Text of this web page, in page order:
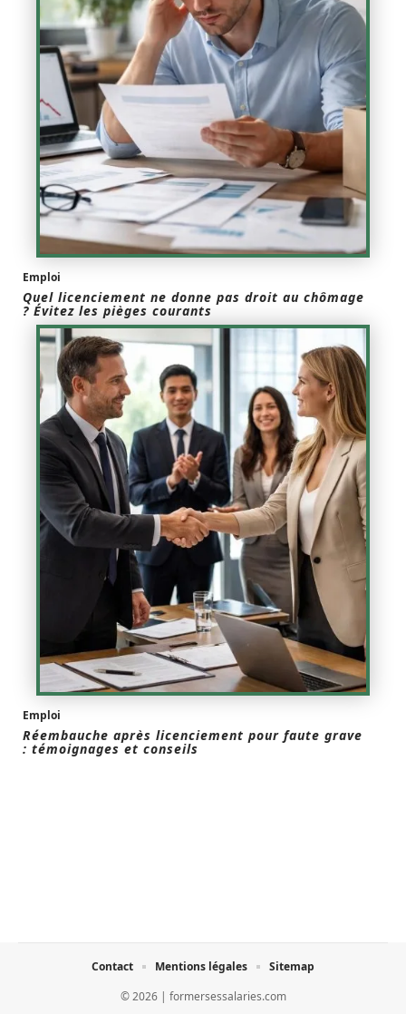
Emploi
Quel licenciement ne donne pas droit au chômage
? Évitez les pièges courants
Emploi
Réembauche après licenciement pour faute grave
: témoignages et conseils
© 2026 | formersessalaries.com
Contact Mentions légales Sitemap